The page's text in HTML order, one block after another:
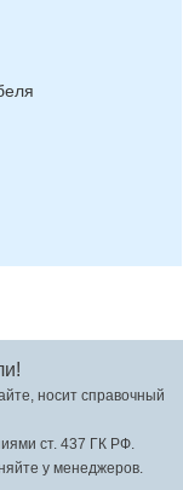
носит справочный
ст. 437 ГК РФ.
у менеджеров.